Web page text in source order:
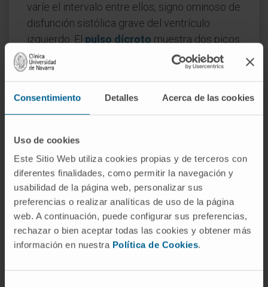
Consentimiento Detalles Acerca de las cookies
Uso de cookies
Este Sitio Web utiliza cookies propias y de terceros con
diferentes finalidades, como permitir la navegación y
usabilidad de la página web, personalizar sus
preferencias o realizar analíticas de uso de la página
web. A continuación, puede configurar sus preferencias,
rechazar o bien aceptar todas las cookies y obtener más
información en nuestra Política de Cookies.
varíe el intervalo entre ellos, signo ominoso de
disfunción sistólica grave del ventrículo
izquierdo. El pulso dícroto muestra dos picos
palpables por ciclo —uno de percusión y otro
de marea—, fenómeno que se acentúa cuando
la miocardiopatía dilatada. Y elpulso
sinusal normal con una
que se palpan parejas de pulsaciones
separadas por pausas más largas.
El pulso venoso
No todo pulso es arterial. Elpulso venosoes
un fenómeno distinto: las ondas que se
proceden de la eyección ventricular, sino de